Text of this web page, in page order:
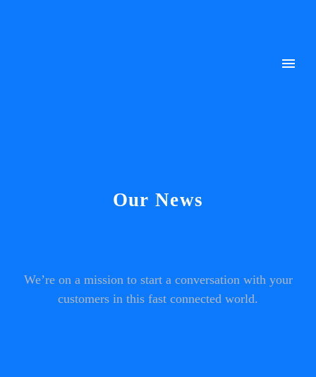
Our News
We’re on a mission to start a conversation with your
customers in this fast connected world.